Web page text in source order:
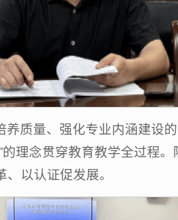
质量、强化专业内涵建设
理念贯穿教育教学全过程
以认证促发展。